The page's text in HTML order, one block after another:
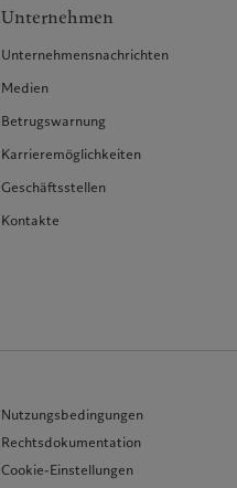
Unternehmen
Unternehmensnachrichten
Medien
Betrugswarnung
Karrieremöglichkeiten
Geschäftsstellen
Kontakte
Nutzungsbedingungen
Rechtsdokumentation
Cookie-Einstellungen